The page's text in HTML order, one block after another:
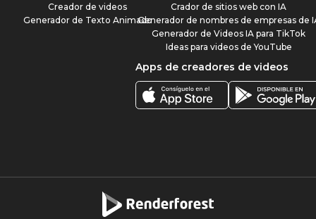
Creador de videos
Generador de Texto Animado
Crador de sitios web con IA
Generador de nombres de empresas de
Generador de Videos IA para TikTok
Ideas para videos de YouTube
Apps de creadores de videos